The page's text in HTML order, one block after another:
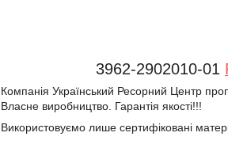
3962-2902010-01
Компанія Український Ресорний Центр
Власне виробництво. Гарантія якості!!!
Використовуємо лише сертифіковані